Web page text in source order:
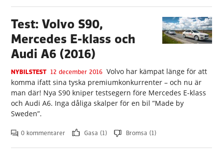
Test: Volvo S90,
Mercedes E-klass och
Audi A6 (2016)
NYBILSTEST 12 december 2016 Volvo har kämpat länge för att
komma ifatt sina tyska premiumkonkurrenter – och nu är
man där! Nya S90 kniper testsegern före Mercedes E-klass
och Audi A6. Inga dåliga skalper för en bil ”Made by
Sweden”.
0 kommentarer Gasa (1) Bromsa (1)